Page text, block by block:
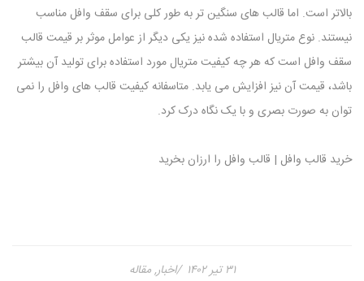
بالاتر است. اما قالب های سنگین تر به طور کلی برای سقف وافل مناسب
نیستند. نوع متریال استفاده شده نیز یکی دیگر از عوامل موثر بر قیمت قالب
سقف وافل است که هر چه کیفیت متریال مورد استفاده برای تولید آن بیشتر
باشد، قیمت آن نیز افزایش می یابد. متاسفانه کیفیت قالب های وافل را نمی
توان به صورت بصری و با یک نگاه درک کرد.
خرید قالب وافل | قالب وافل را ارزان بخرید
۳۱ تیر ۱۴۰۲ اخبار,مقاله